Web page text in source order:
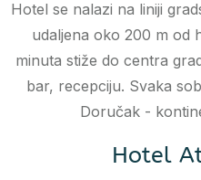
Hotel se nalazi na liniji
udaljena oko 200 m od
minuta stiže do centra
bar, recepciju. Svaka
Doručak -
Hotel